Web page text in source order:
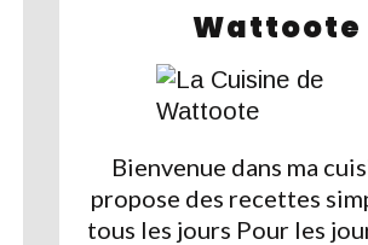
Wattoote
Bienvenue dans ma
propose des recettes
tous les jours Pour les